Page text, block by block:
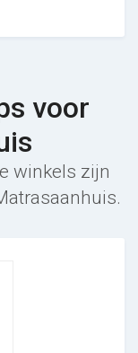
voor
winkels zijn